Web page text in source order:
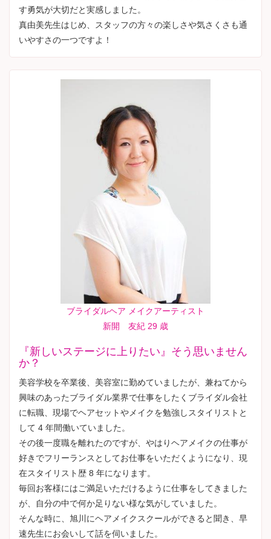
す勇気が大切だと実感しました。
真由美先生はじめ、スタッフの方々の楽しさや気さくさも通
いやすさの一つですよ！
ブライダルヘア メイクアーティスト
新開 友紀 29 歳
『新しいステージに上りたい』そう思いません
か？
美容学校を卒業後、美容室に勤めていましたが、兼ねてから
興味のあったブライダル業界で仕事をしたくブライダル会社
に転職、現場でヘアセットやメイクを勉強しスタイリストと
して 4 年間働いていました。
その後一度職を離れたのですが、やはりヘアメイクの仕事が
好きでフリーランスとしてお仕事をいただくようになり、現
在スタイリスト歴 8 年になります。
毎回お客様にはご満足いただけるように仕事をしてきました
が、自分の中で何か足りない様な気がしていました。
そんな時に、旭川にヘアメイクスクールができると聞き、早
速先生にお会いして話を伺いました。